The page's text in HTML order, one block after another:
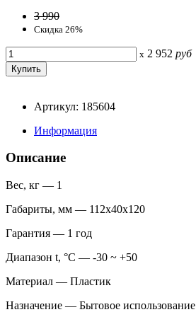
3 990
Скидка 26%
x 2 952 руб
Артикул: 185604
Информация
Описание
Вес, кг — 1
Габариты, мм — 112x40x120
Гарантия — 1 год
Диапазон t, °С — -30 ~ +50
Материал — Пластик
Назначение — Бытовое использование